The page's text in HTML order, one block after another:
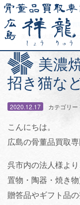
トップページ
骨董品買
美濃焼の大皿、バカラ
美濃
招き猫な
2020.12.17 カテゴリー
こんにちは。
広島の骨董品買取
呉市内の法人様より
置物・陶器・焼き
贈答品やギフト品